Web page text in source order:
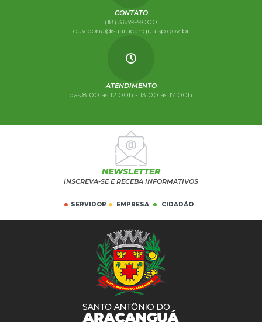
CONTATO
(18) 3639-9000
ouvidoria@saaracangua.sp.gov.br
ATENDIMENTO
das 8:00 às 12:00h - 13:00 às 17:00h
NEWSLETTER
INSCREVA-SE E RECEBA INFORMATIVOS
SERVIDOR EMPRESA CIDADÃO